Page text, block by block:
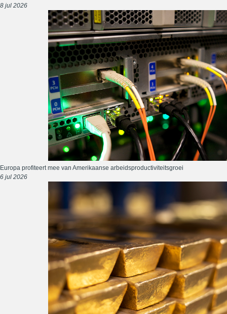
8 jul 2026
Europa profiteert mee van Amerikaanse arbeidsproductiviteitsgroei
6 jul 2026